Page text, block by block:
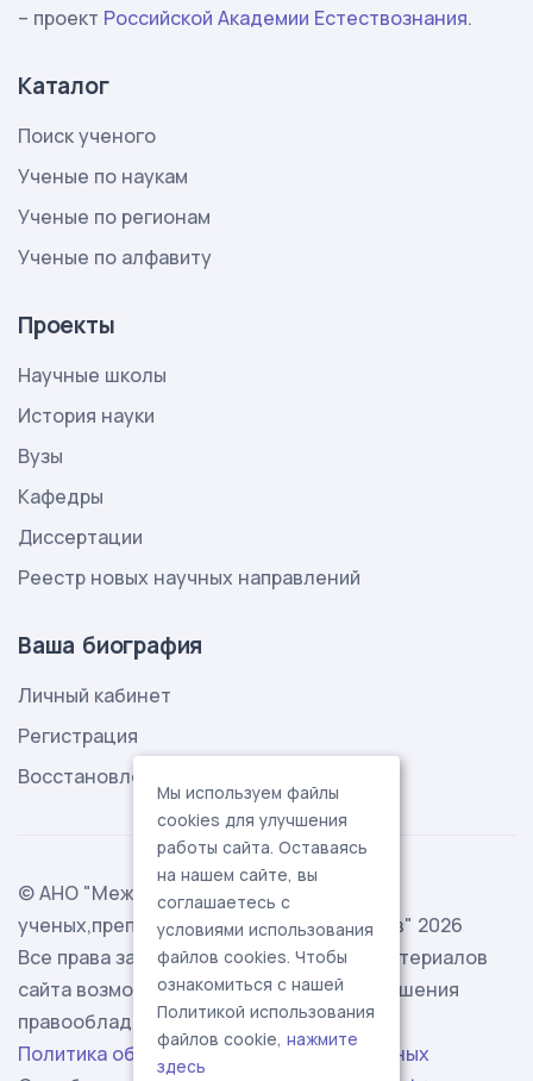
– проект Российской Академии Естествознания.
Каталог
Поиск ученого
Ученые по наукам
Ученые по регионам
Ученые по алфавиту
Проекты
Научные школы
История науки
Вузы
Кафедры
Диссертации
Реестр новых научных направлений
Ваша биография
Личный кабинет
Регистрация
Восстановление пароля
© АНО "Международная ассоциация
ученых,преподавателей и специалистов" 2026
Все права защищены. Использование материалов
сайта возможно исключительно с разрешения
правообладателя.
Политика обработки персональных данных
Мы используем файлы
cookies для улучшения
работы сайта. Оставаясь
на нашем сайте, вы
соглашаетесь с
условиями использования
файлов cookies. Чтобы
ознакомиться с нашей
Политикой использования
файлов cookie, нажмите
здесь